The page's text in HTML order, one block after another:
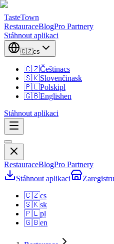
TasteTown
RestauraceBlogPro Partnery
Stáhnout aplikaci
🇨🇿cs
🇨🇿Češtinacs
🇸🇰Slovenčinask
🇵🇱Polskipl
🇬🇧Englishen
Stáhnout aplikaci
RestauraceBlogPro Partnery
Stáhnout aplikaci
🇨🇿cs
🇸🇰sk
🇵🇱pl
🇬🇧en